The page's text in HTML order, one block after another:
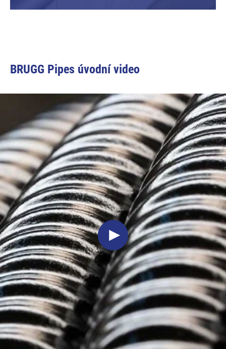
BRUGG Pipes úvodní video